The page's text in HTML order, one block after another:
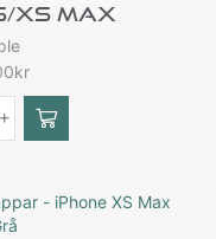
XS Max
kr